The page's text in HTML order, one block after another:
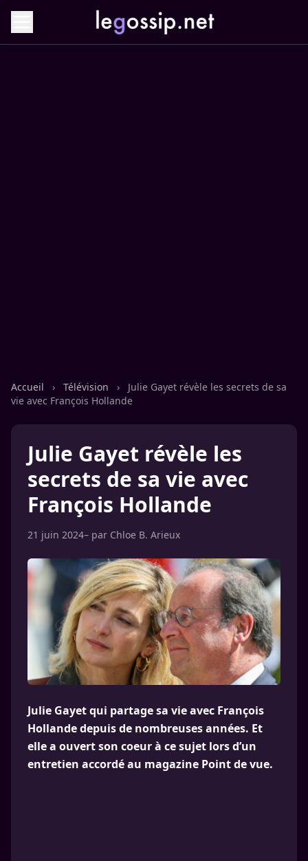
Accueil › Télévision ›
Julie Gayet révèle les secrets de sa
vie avec François Hollande
Julie Gayet révèle les
secrets de sa vie avec
François Hollande
21 juin 2024– par Chloe B. Arieux
Julie Gayet qui partage sa vie avec François
Hollande depuis de nombreuses années. Et
elle a ouvert son coeur à ce sujet lors d’un
entretien accordé au magazine Point de vue.